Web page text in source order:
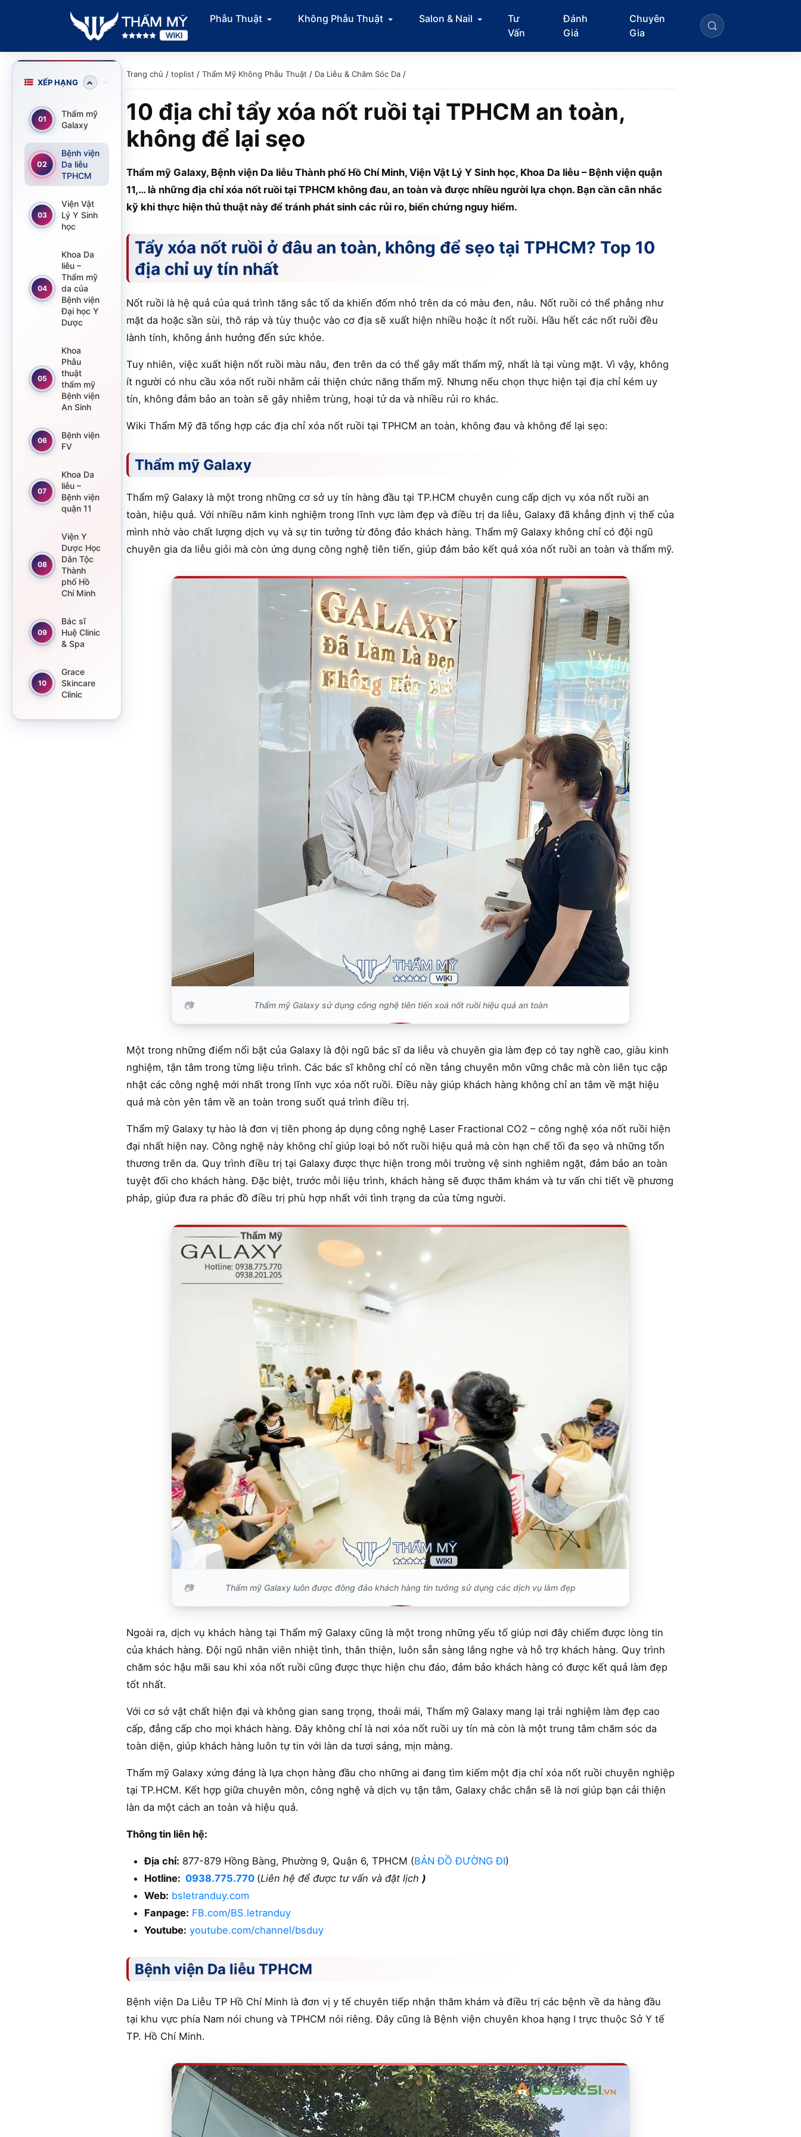
Phẫu Thuật Không Phẫu Thuật Salon & Nail
Tư
Vấn
Đánh
Giá
Chuyên
Gia
XẾP HẠNG
01
Thẩm mỹ
Galaxy
02
Bệnh viện
Da liễu
TPHCM
03
Viện Vật
Lý Y Sinh
học
04
Khoa Da
liễu –
Thẩm mỹ
da của
Bệnh viện
Đại học Y
Dược
05
Khoa
Phẫu
thuật
thẩm mỹ
Bệnh viện
An Sinh
06
Bệnh viện
FV
07
Khoa Da
liễu –
Bệnh viện
quận 11
08
Viện Y
Dược Học
Dân Tộc
Thành
phố Hồ
Chí Minh
09
Bác sĩ
Huệ Clinic
& Spa
10
Grace
Skincare
Clinic
Trang chủ / toplist / Thẩm Mỹ Không Phẫu Thuật / Da Liễu & Chăm Sóc Da /
10 địa chỉ tẩy xóa nốt ruồi tại TPHCM an toàn,
không để lại sẹo
Thẩm mỹ Galaxy, Bệnh viện Da liễu Thành phố Hồ Chí Minh, Viện Vật Lý Y Sinh học, Khoa Da liễu – Bệnh viện quận
11,… là những địa chỉ xóa nốt ruồi tại TPHCM không đau, an toàn và được nhiều người lựa chọn. Bạn cần cân nhắc
kỹ khi thực hiện thủ thuật này để tránh phát sinh các rủi ro, biến chứng nguy hiểm.
Tẩy xóa nốt ruồi ở đâu an toàn, không để sẹo tại TPHCM? Top 10
địa chỉ uy tín nhất
Nốt ruồi là hệ quả của quá trình tăng sắc tố da khiến đốm nhỏ trên da có màu đen, nâu. Nốt ruồi có thể phẳng như
mặt da hoặc sần sùi, thô ráp và tùy thuộc vào cơ địa sẽ xuất hiện nhiều hoặc ít nốt ruồi. Hầu hết các nốt ruồi đều
lành tính, không ảnh hưởng đến sức khỏe.
Tuy nhiên, việc xuất hiện nốt ruồi màu nâu, đen trên da có thể gây mất thẩm mỹ, nhất là tại vùng mặt. Vì vậy, không
ít người có nhu cầu xóa nốt ruồi nhằm cải thiện chức năng thẩm mỹ. Nhưng nếu chọn thực hiện tại địa chỉ kém uy
tín, không đảm bảo an toàn sẽ gây nhiễm trùng, hoại tử da và nhiều rủi ro khác.
Wiki Thẩm Mỹ đã tổng hợp các địa chỉ xóa nốt ruồi tại TPHCM an toàn, không đau và không để lại sẹo:
Thẩm mỹ Galaxy
Thẩm mỹ Galaxy là một trong những cơ sở uy tín hàng đầu tại TP.HCM chuyên cung cấp dịch vụ xóa nốt ruồi an
toàn, hiệu quả. Với nhiều năm kinh nghiệm trong lĩnh vực làm đẹp và điều trị da liễu, Galaxy đã khẳng định vị thế của
mình nhờ vào chất lượng dịch vụ và sự tin tưởng từ đông đảo khách hàng. Thẩm mỹ Galaxy không chỉ có đội ngũ
chuyên gia da liễu giỏi mà còn ứng dụng công nghệ tiên tiến, giúp đảm bảo kết quả xóa nốt ruồi an toàn và thẩm mỹ.
Thẩm mỹ Galaxy sử dụng công nghệ tiên tiến xoá nốt ruồi hiệu quả an toàn
Một trong những điểm nổi bật của Galaxy là đội ngũ bác sĩ da liễu và chuyên gia làm đẹp có tay nghề cao, giàu kinh
nghiệm, tận tâm trong từng liệu trình. Các bác sĩ không chỉ có nền tảng chuyên môn vững chắc mà còn liên tục cập
nhật các công nghệ mới nhất trong lĩnh vực xóa nốt ruồi. Điều này giúp khách hàng không chỉ an tâm về mặt hiệu
quả mà còn yên tâm về an toàn trong suốt quá trình điều trị.
Thẩm mỹ Galaxy tự hào là đơn vị tiên phong áp dụng công nghệ Laser Fractional CO2 – công nghệ xóa nốt ruồi hiện
đại nhất hiện nay. Công nghệ này không chỉ giúp loại bỏ nốt ruồi hiệu quả mà còn hạn chế tối đa sẹo và những tổn
thương trên da. Quy trình điều trị tại Galaxy được thực hiện trong môi trường vệ sinh nghiêm ngặt, đảm bảo an toàn
tuyệt đối cho khách hàng. Đặc biệt, trước mỗi liệu trình, khách hàng sẽ được thăm khám và tư vấn chi tiết về phương
pháp, giúp đưa ra phác đồ điều trị phù hợp nhất với tình trạng da của từng người.
Thẩm mỹ Galaxy luôn được đông đảo khách hàng tin tưởng sử dụng các dịch vụ làm đẹp
Ngoài ra, dịch vụ khách hàng tại Thẩm mỹ Galaxy cũng là một trong những yếu tố giúp nơi đây chiếm được lòng tin
của khách hàng. Đội ngũ nhân viên nhiệt tình, thân thiện, luôn sẵn sàng lắng nghe và hỗ trợ khách hàng. Quy trình
chăm sóc hậu mãi sau khi xóa nốt ruồi cũng được thực hiện chu đáo, đảm bảo khách hàng có được kết quả làm đẹp
tốt nhất.
Với cơ sở vật chất hiện đại và không gian sang trọng, thoải mái, Thẩm mỹ Galaxy mang lại trải nghiệm làm đẹp cao
cấp, đẳng cấp cho mọi khách hàng. Đây không chỉ là nơi xóa nốt ruồi uy tín mà còn là một trung tâm chăm sóc da
toàn diện, giúp khách hàng luôn tự tin với làn da tươi sáng, mịn màng.
Thẩm mỹ Galaxy xứng đáng là lựa chọn hàng đầu cho những ai đang tìm kiếm một địa chỉ xóa nốt ruồi chuyên nghiệp
tại TP.HCM. Kết hợp giữa chuyên môn, công nghệ và dịch vụ tận tâm, Galaxy chắc chắn sẽ là nơi giúp bạn cải thiện
làn da một cách an toàn và hiệu quả.
Thông tin liên hệ:
Địa chỉ: 877-879 Hồng Bàng, Phường 9, Quận 6, TPHCM (BẢN ĐỒ ĐƯỜNG ĐI)
Hotline: 0938.775.770 (Liên hệ để được tư vấn và đặt lịch )
Web: bsletranduy.com
Fanpage: FB.com/BS.letranduy
Youtube: youtube.com/channel/bsduy
Bệnh viện Da liễu TPHCM
Bệnh viện Da Liễu TP Hồ Chí Minh là đơn vị y tế chuyên tiếp nhận thăm khám và điều trị các bệnh về da hàng đầu
tại khu vực phía Nam nói chung và TPHCM nói riêng. Đây cũng là Bệnh viện chuyên khoa hạng I trực thuộc Sở Y tế
TP. Hồ Chí Minh.